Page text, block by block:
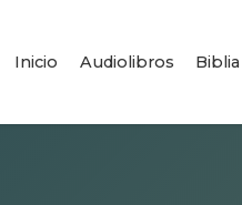
Inicio Audiolibros Biblia